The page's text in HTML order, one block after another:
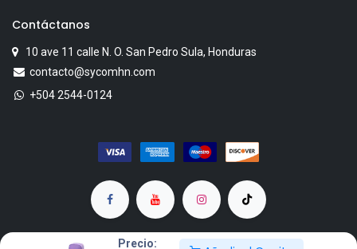
Precio:
Contáctanos
10 ave 11 calle N. O. San Pedro Sula, Honduras
contacto@sycomhn.com
+504 2544-0124